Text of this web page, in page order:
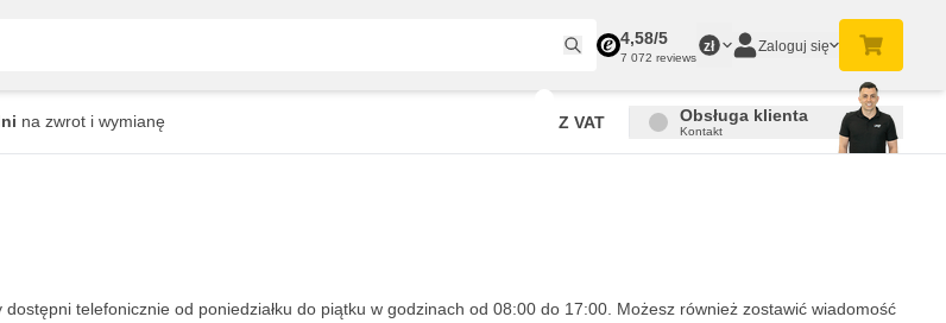
4,58/5
7 072 reviews
zł Zaloguj się
na zwrot i wymianę Z VAT Obsługa klienta
Kontakt
telefonicznie od poniedziałku do piątku w godzinach od 08:00 do 17:00. Możesz również zostawić wiadomość